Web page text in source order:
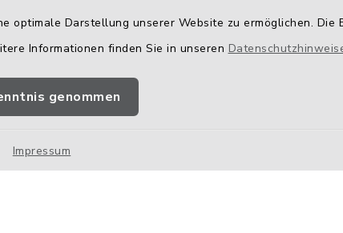
optimale Darstellung unserer Website zu ermöglichen.
Informationen finden Sie in unseren
genommen
Impressum